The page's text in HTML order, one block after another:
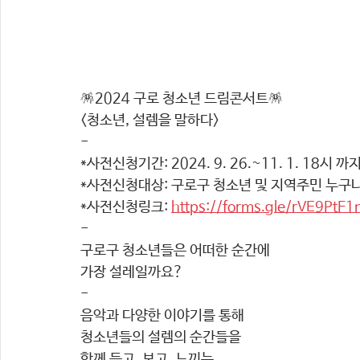
🪅2024 구로 청소년 드림콘서트🪅
<청소년, 설렘을 말하다>
-
*사전신청기간: 2024. 9. 26.~11. 1. 18시 까지
*사전신청대상: 구로구 청소년 및 지역주민 누구
*사전신청링크: https://forms.gle/
-
구로구 청소년들은 어떠한 순간에
가장 설레일까요?
-
음악과 다양한 이야기를 통해
청소년들의 설렘의 순간들을